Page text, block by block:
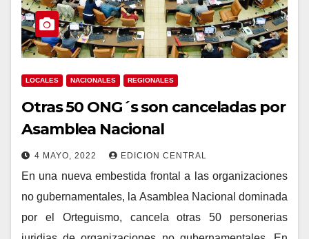
LOCALES NACIONALES REGIONALES
Otras 50 ONG´s son canceladas por
Asamblea Nacional
4 MAYO, 2022 EDICION CENTRAL
En una nueva embestida frontal a las organizaciones
no gubernamentales, la Asamblea Nacional dominada
por el Orteguismo, cancela otras 50 personerias